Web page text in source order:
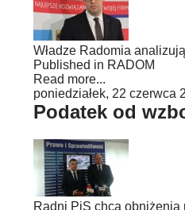
Władze Radomia
Published in RADOM
Read more...
poniedziałek, 22 czerwca
Podatek od
Radni PiS chcą obniżenia